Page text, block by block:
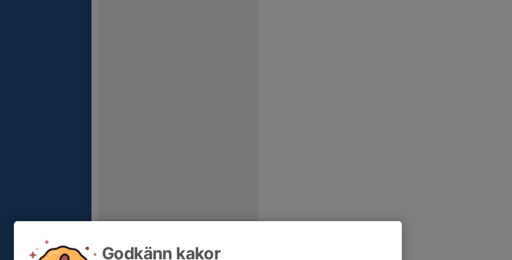
Godkänn kakor